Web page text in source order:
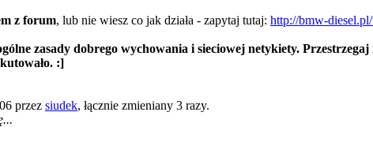
z forum, lub nie wiesz co jak działa - zapytaj tutaj: http://bmw-
zasady dobrego wychowania i sieciowej netykiety.
:]
przez siudek, łącznie zmieniany 3 razy.